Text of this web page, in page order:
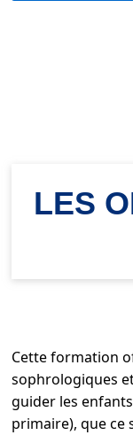
LES
Cette formation
sophrologiques
guider les
primaire), que ce